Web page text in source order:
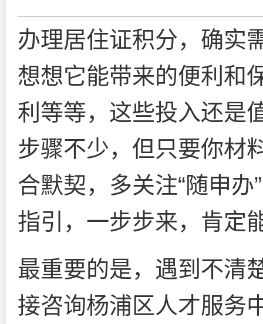
办理居住证积分，确实
想想它能带来的便利和
利等等，这些投入还是
步骤不少，但只要你材
合默契，多关注“随申办
指引，一步步来，肯定
最重要的是，遇到不清
接咨询杨浦区人才服务